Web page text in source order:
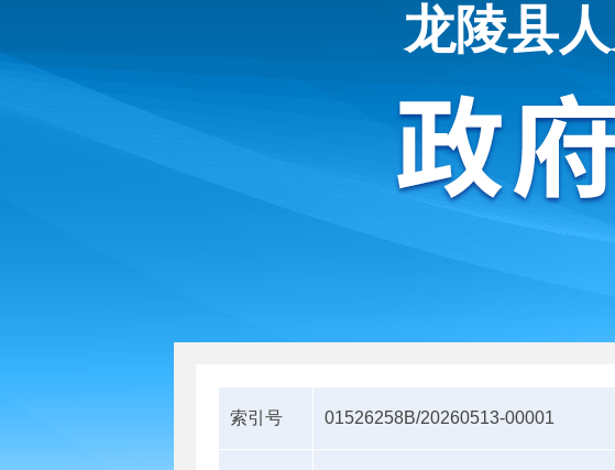
龙陵县
索引号 01526258B/20260513-00001